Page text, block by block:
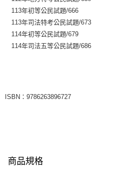
113年初等公民試題/666
113年司法特考公民試題/673
114年初等公民試題/679
114年司法五等公民試題/686
ISBN：9786263896727
商品規格